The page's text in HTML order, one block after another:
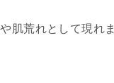
肌荒れとして現れま